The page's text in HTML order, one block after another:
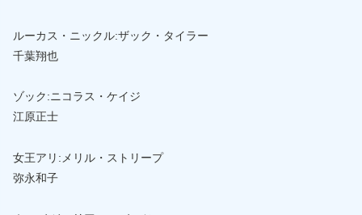
ルーカス・ニックル:ザック・タイラー
千葉翔也
ゾック:ニコラス・ケイジ
江原正士
女王アリ:メリル・ストリープ
弥永和子